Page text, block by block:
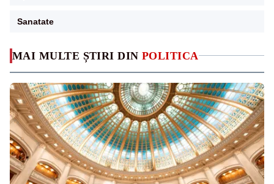
MAI MULTE ȘTIRI DIN POLITICA
Sanatate